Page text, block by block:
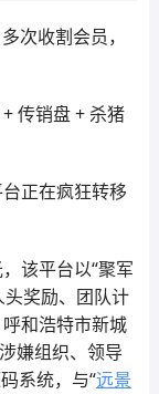
次收割会员，
传销盘 + 杀猪
正在疯狂转移
该平台以“聚军
头奖励、团队计
和浩特市新城
嫌组织、领导
系统，与“远景